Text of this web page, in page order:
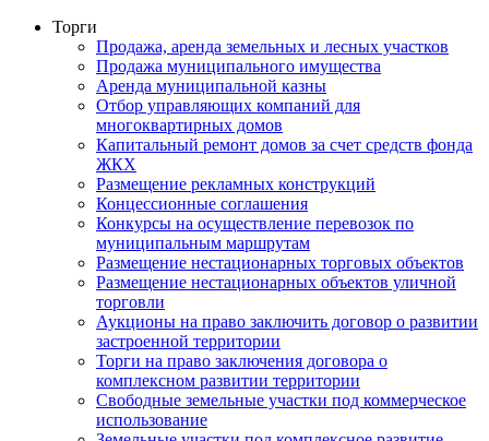
Торги
Продажа, аренда земельных и лесных участков
Продажа муниципального имущества
Аренда муниципальной казны
Отбор управляющих компаний для
многоквартирных домов
Капитальный ремонт домов за счет средств фонда
ЖКХ
Размещение рекламных конструкций
Концессионные соглашения
Конкурсы на осуществление перевозок по
муниципальным маршрутам
Размещение нестационарных торговых объектов
Размещение нестационарных объектов уличной
торговли
Аукционы на право заключить договор о развитии
застроенной территории
Торги на право заключения договора о
комплексном развитии территории
Свободные земельные участки под коммерческое
использование